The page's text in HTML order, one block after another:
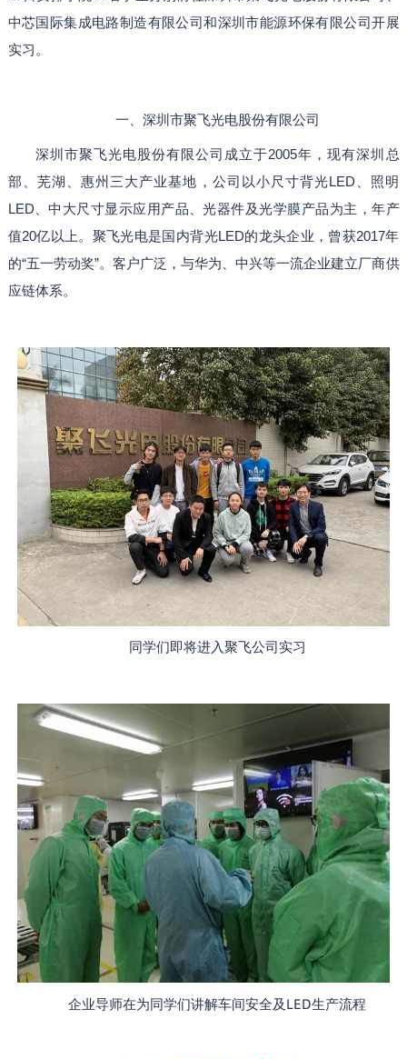
中芯国际集成电路制造有限公司和深圳市能源环保有限公司开展
实习。
一、深圳市聚飞光电股份有限公司
深圳市聚飞光电股份有限公司成立于2005年，现有深圳总
部、芜湖、惠州三大产业基地，公司以小尺寸背光LED、照明
LED、中大尺寸显示应用产品、光器件及光学膜产品为主，年产
值20亿以上。聚飞光电是国内背光LED的龙头企业，曾获2017年
的“五一劳动奖”。客户广泛，与华为、中兴等一流企业建立厂商供
应链体系。
同学们即将进入聚飞公司实习
企业导师在为同学们讲解车间安全及 LED生产流程